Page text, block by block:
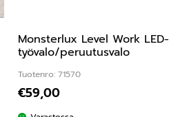
Monsterlux Level Work LED-
työvalo/peruutusvalo
Tuotenro: 71570
€59,00